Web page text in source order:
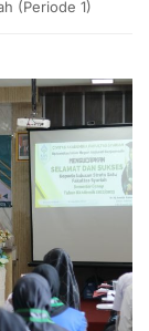
(Periode 1)